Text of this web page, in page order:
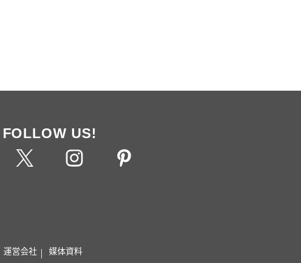
FOLLOW US!
運営会社 媒体資料